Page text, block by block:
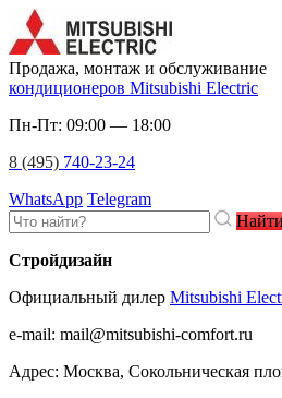
Продажа, монтаж и обслуживание
кондиционеров Mitsubishi Electric
Пн-Пт: 09:00 — 18:00
8 (495) 740-23-24
WhatsApp Telegram
Стройдизайн
Официальный дилер Mitsubishi
e-mail: mail@mitsubishi-comfort.ru
Адрес: Москва, Сокольническая